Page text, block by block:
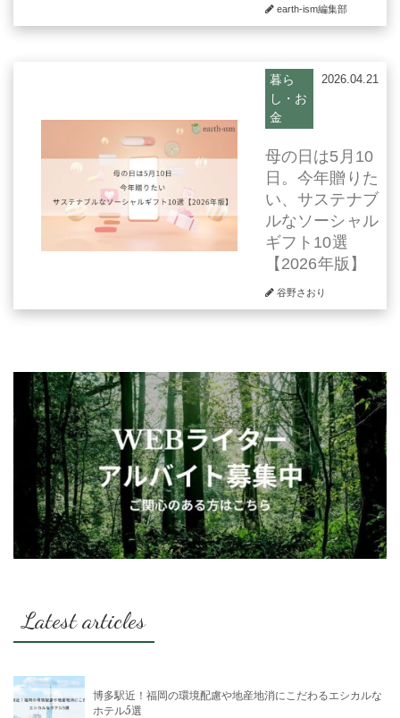
earth-ism編集部
暮ら
し・お
金
2026.04.21
母の日は5月10
日。今年贈りた
い、サステナブ
ルなソーシャル
ギフト10選
【2026年版】
谷野さおり
Latest articles
博多駅近！福岡の環境配慮や地産地消にこだわるエシカルな
ホテル5選